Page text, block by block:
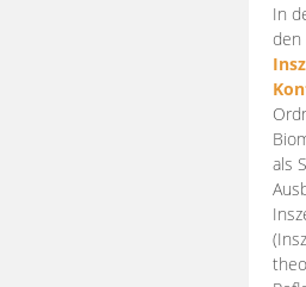
In
den
als